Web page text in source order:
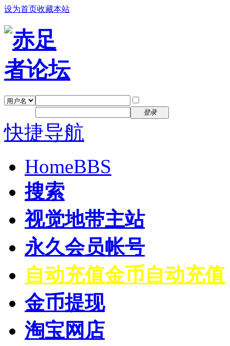
设为首页收藏本站
登录
快捷导航
HomeBBS
搜索
视觉地带主站
永久会员帐号
自动充值金币自动充值
金币提现
淘宝网店